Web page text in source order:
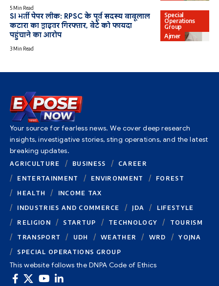
5 Min Read
Special
Operations
Group
Ajmer
SI भर्ती पेपर लीक: RPSC के पूर्व सदस्य बाबूलाल
कटारा का ड्राइवर गिरफ्तार, बेटे को फायदा
पहुंचाने का आरोप
3 Min Read
Your source for fearless news. We cover deep research
insights, investigative stories, sting operations, and the latest
breaking updates.
AGRICULTURE BUSINESS
CAREER
ENTERTAINMENT
ENVIRONMENT
FOREST
HEALTH
INCOME TAX
INDUSTRIES AND COMMERCE
JDA
LIFESTYLE
RELIGION
STARTUP TECHNOLOGY
TOURISM
TRANSPORT
UDH WEATHER WRD
YOJNA
SPECIAL OPERATIONS GROUP
This website follows the DNPA Code of Ethics